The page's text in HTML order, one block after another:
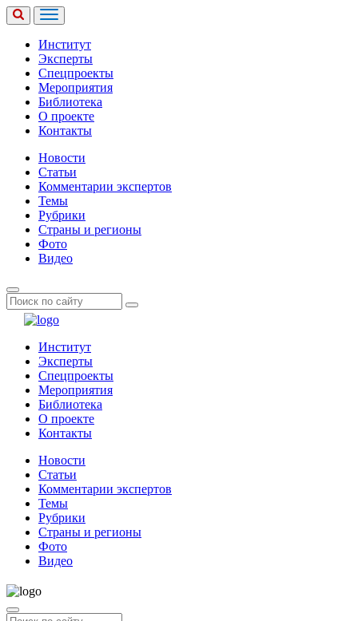
Институт
Эксперты
Спецпроекты
Мероприятия
Библиотека
О проекте
Контакты
Новости
Статьи
Комментарии экспертов
Темы
Рубрики
Страны и регионы
Фото
Видео
Институт
Эксперты
Спецпроекты
Мероприятия
Библиотека
О проекте
Контакты
Новости
Статьи
Комментарии экспертов
Темы
Рубрики
Страны и регионы
Фото
Видео